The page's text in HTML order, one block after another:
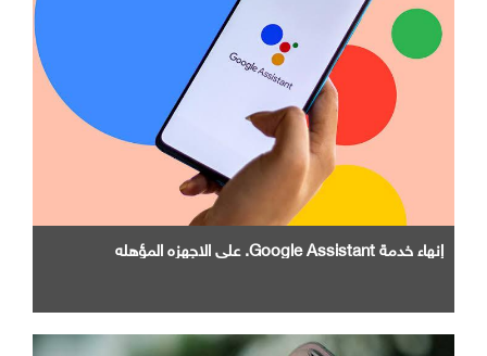
إنهاء خدمة Google Assistant. علي الاجهزه المؤهله